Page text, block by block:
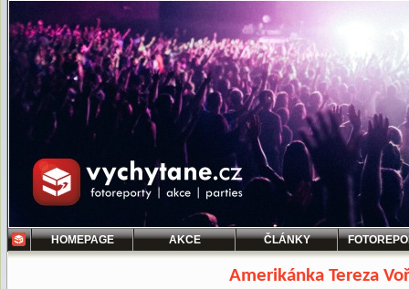
HOMEPAGE AKCE ČLÁNKY
Amerikánka Tereza